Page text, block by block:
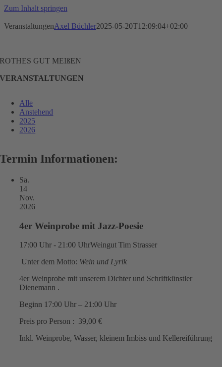
Zum Inhalt springen
VeranstaltungenAxel Büchler2025-05-20T12:09:04+02:00
ROTHES GUT MEIßEN
VERANSTALTUNGEN
Alle
Anstehend
2025
2026
Termin Informationen:
Sa.
14
Nov.
2026
4er Weinprobe mit Jazz-Poesie
17:00 Uhr - 21:00 UhrWeingut Tim Strasser
Unter dem Motto: Wein und Lyrik
4er Weinprobe mit unserem Dichter und Schriftkünstler
Dienemann .
Beginn 17:00 Uhr – 21:00 Uhr
Preis pro Person : 39,00 €
Inkl. Weinprobe, Wasser, kleinem Imbiss und Kellereiführung